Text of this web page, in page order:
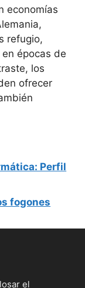
economías
refugio,
épocas de
los
⁤ofrecer
Perfil
fogones
el